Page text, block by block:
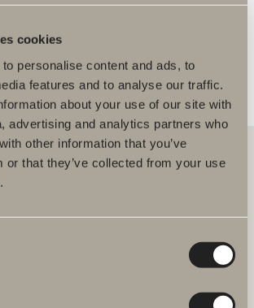
cookies
personalise content and ads, to
features and to analyse our traffic.
about your use of our site with
advertising and analytics partners who
other information that you’ve
or that they’ve collected from your use
AB